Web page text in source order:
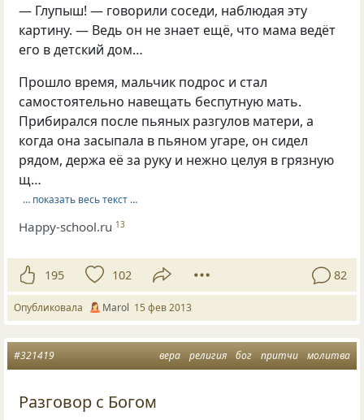
— Глупыш! — говорили соседи, наблюдая эту
картину. — Ведь он не знает ещё, что мама ведёт
его в детский дом…
Прошло время, мальчик подрос и стал
самостоятельно навещать беспутную мать.
Прибирался после пьяных разгулов матери, а
когда она засыпала в пьяном угаре, он сидел
рядом, держа её за руку и нежно целуя в грязную
щ…
… показать весь текст …
Happy-school.ru 13
195 102 82
Опубликовала Marol 15 фев 2013
вера религия бог притчи молитва
#321419
Разговор с Богом